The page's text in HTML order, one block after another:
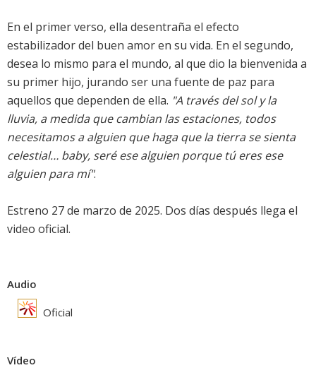
En el primer verso, ella desentraña el efecto
estabilizador del buen amor en su vida. En el segundo,
desea lo mismo para el mundo, al que dio la bienvenida a
su primer hijo, jurando ser una fuente de paz para
aquellos que dependen de ella. "A través del sol y la
lluvia, a medida que cambian las estaciones, todos
necesitamos a alguien que haga que la tierra se sienta
celestial… baby, seré ese alguien porque tú eres ese
alguien para mí".
Estreno 27 de marzo de 2025. Dos días después llega el
video oficial.
Audio
Oficial
Vídeo